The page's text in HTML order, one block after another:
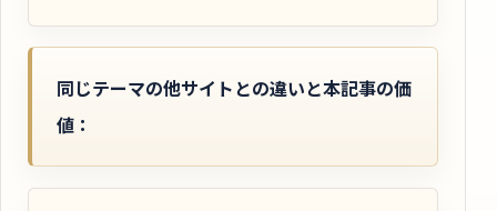
同じテーマの他サイトとの違いと本記事の価
値：